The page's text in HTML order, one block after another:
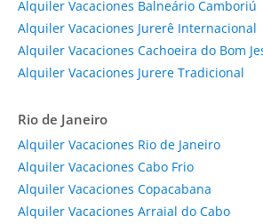
Alquiler Vacaciones Balneário Camboriú
Alquiler Vacaciones Jurerê Internacional
Alquiler Vacaciones Cachoeira do Bom
Alquiler Vacaciones Jurere Tradicional
Rio de Janeiro
Alquiler Vacaciones Rio de Janeiro
Alquiler Vacaciones Cabo Frio
Alquiler Vacaciones Copacabana
Alquiler Vacaciones Arraial do Cabo